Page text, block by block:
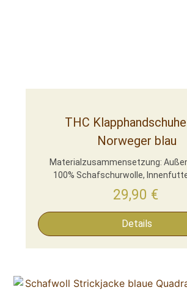
THC
Norweger blau
Materialzusammensetzung:
100% Schafschurwolle,
29,90 €
Details